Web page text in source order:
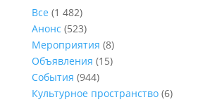
Все (1 482)
Анонс (523)
Мероприятия (8)
Объявления (15)
События (944)
Культурное пространство(6)